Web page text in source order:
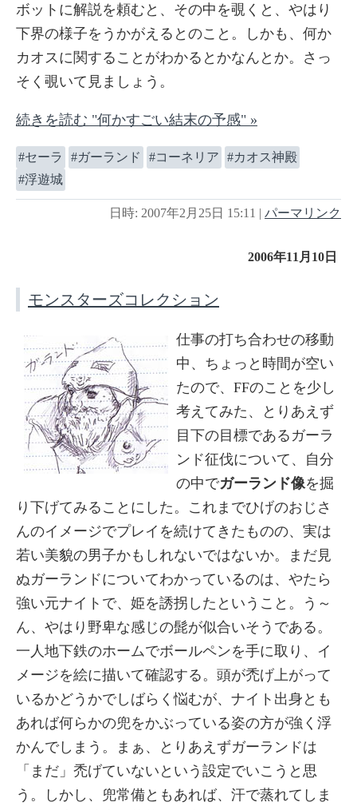
ボットに解説を頼むと、その中を覗くと、やはり
下界の様子をうかがえるとのこと。しかも、何か
カオスに関することがわかるとかなんとか。さっ
そく覗いて見ましょう。
続きを読む "何かすごい結末の予感" »
セーラ ガーランド コーネリア
カオス神殿
浮遊城
日時: 2007年2月25日 15:11 | パーマリンク
2006年11月10日
モンスターズコレクション
仕事の打ち合わせの移動
中、ちょっと時間が空い
たので、FFのことを少し
考えてみた、とりあえず
目下の目標であるガーラ
ンド征伐について、自分
の中でガーランド像を掘
り下げてみることにした。これまでひげのおじさ
んのイメージでプレイを続けてきたものの、実は
若い美貌の男子かもしれないではないか。まだ見
ぬガーランドについてわかっているのは、やたら
強い元ナイトで、姫を誘拐したということ。う～
ん、やはり野卑な感じの髭が似合いそうである。
一人地下鉄のホームでボールペンを手に取り、イ
メージを絵に描いて確認する。頭が禿げ上がって
いるかどうかでしばらく悩むが、ナイト出身とも
あれば何らかの兜をかぶっている姿の方が強く浮
かんでしまう。まぁ、とりあえずガーランドは
「まだ」禿げていないという設定でいこうと思
う。しかし、兜常備ともあれば、汗で蒸れてしま